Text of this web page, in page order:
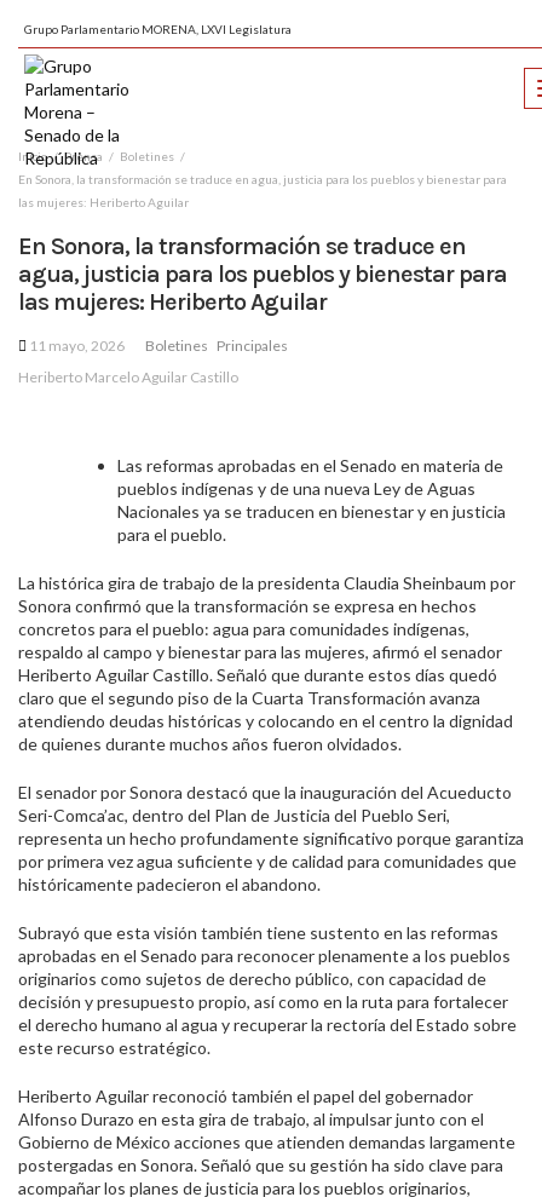
Grupo Parlamentario MORENA, LXVI Legislatura
Inicio Prensa
Boletines
En Sonora, la transformación se traduce en agua, justicia para los pueblos y bienestar para
las mujeres: Heriberto Aguilar
En Sonora, la transformación se traduce en
agua, justicia para los pueblos y bienestar para
las mujeres: Heriberto Aguilar
11 mayo, 2026 Boletines Principales
Heriberto Marcelo Aguilar Castillo
Las reformas aprobadas en el Senado en materia de
pueblos indígenas y de una nueva Ley de Aguas
Nacionales ya se traducen en bienestar y en justicia
para el pueblo.
La histórica gira de trabajo de la presidenta Claudia Sheinbaum por
Sonora confirmó que la transformación se expresa en hechos
concretos para el pueblo: agua para comunidades indígenas,
respaldo al campo y bienestar para las mujeres, afirmó el senador
Heriberto Aguilar Castillo. Señaló que durante estos días quedó
claro que el segundo piso de la Cuarta Transformación avanza
atendiendo deudas históricas y colocando en el centro la dignidad
de quienes durante muchos años fueron olvidados.
El senador por Sonora destacó que la inauguración del Acueducto
Seri-Comca’ac, dentro del Plan de Justicia del Pueblo Seri,
representa un hecho profundamente significativo porque garantiza
por primera vez agua suficiente y de calidad para comunidades que
históricamente padecieron el abandono.
Subrayó que esta visión también tiene sustento en las reformas
aprobadas en el Senado para reconocer plenamente a los pueblos
originarios como sujetos de derecho público, con capacidad de
decisión y presupuesto propio, así como en la ruta para fortalecer
el derecho humano al agua y recuperar la rectoría del Estado sobre
este recurso estratégico.
Heriberto Aguilar reconoció también el papel del gobernador
Alfonso Durazo en esta gira de trabajo, al impulsar junto con el
Gobierno de México acciones que atienden demandas largamente
postergadas en Sonora. Señaló que su gestión ha sido clave para
acompañar los planes de justicia para los pueblos originarios,